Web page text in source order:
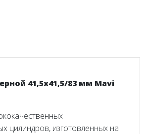
41,5x41,5/83 мм Mavi
цилиндров, изготовленных на